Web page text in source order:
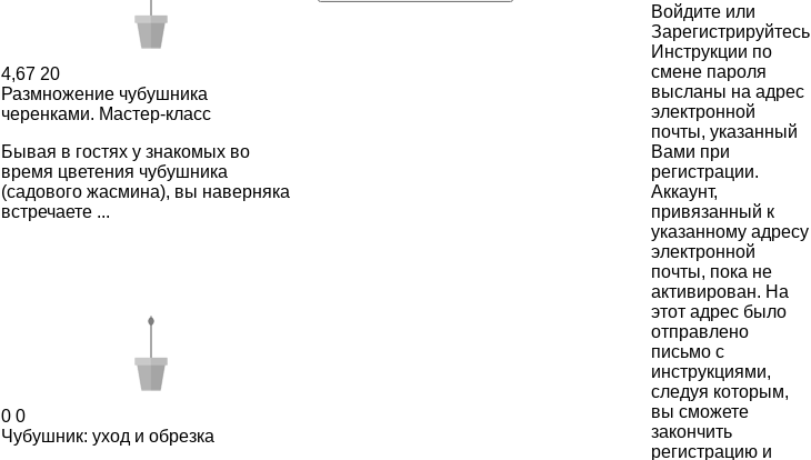
4,67 20
Размножение чубушника
черенками. Мастер-класс
Бывая в гостях у знакомых во
время цветения чубушника
(садового жасмина), вы наверняка
встречаете ...
0 0
Чубушник: уход и обрезка
Войдите или
Зарегистрируйтесь
Инструкции по
смене пароля
высланы на адрес
электронной
почты, указанный
Вами при
регистрации.
Аккаунт,
привязанный к
указанному адресу
электронной
почты, пока не
активирован. На
этот адрес было
отправлено
письмо с
инструкциями,
следуя которым,
вы сможете
закончить
регистрацию и